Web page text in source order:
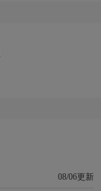
08/06更新